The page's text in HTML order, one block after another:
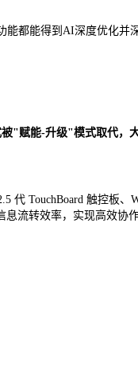
都能得到AI深度优化并
"赋能-升级"模式取代，
TouchBoard 触控板、
流转效率，实现高效协作